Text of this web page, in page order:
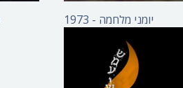
יומני מלחמה - 1973
הדרך לבאבי יאר
מעבר לניסטרו